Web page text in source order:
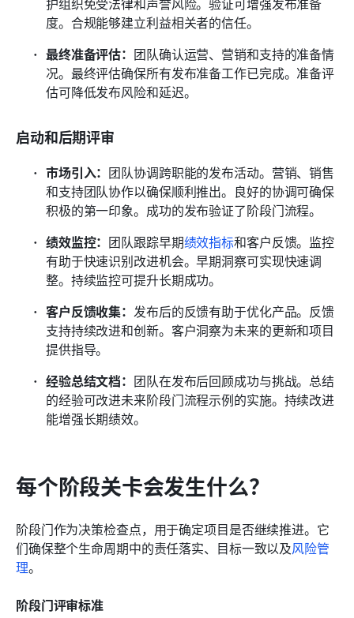
度。合规能够建立利益相关者的信任。
最终准备评估： 团队确认运营、营销和支持的准备情
况。最终评估确保所有发布准备工作已完成。准备评
估可降低发布风险和延迟。
启动和后期评审
市场引入： 团队协调跨职能的发布活动。营销、销售
和支持团队协作以确保顺利推出。良好的协调可确保
积极的第一印象。成功的发布验证了阶段门流程。
绩效监控： 团队跟踪早期绩效指标和客户反馈。监控
有助于快速识别改进机会。早期洞察可实现快速调
整。持续监控可提升长期成功。
客户反馈收集：发布后的反馈有助于优化产品。反馈
支持持续改进和创新。客户洞察为未来的更新和项目
提供指导。
经验总结文档： 团队在发布后回顾成功与挑战。总结
的经验可改进未来阶段门流程示例的实施。持续改进
能增强长期绩效。
每个阶段关卡会发生什么？
阶段门作为决策检查点，用于确定项目是否继续推进。它
们确保整个生命周期中的责任落实、目标一致以及风险管
理。
阶段门评审标准